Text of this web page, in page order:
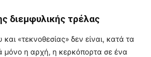
διεμφυλικής τρέλας
«τεκνοθεσίας» δεν είναι, κατά τα
μόνο η αρχή, η κερκόπορτα σε ένα